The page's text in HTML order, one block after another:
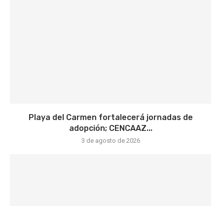
Playa del Carmen fortalecerá jornadas de
adopción; CENCAAZ...
3 de agosto de 2026